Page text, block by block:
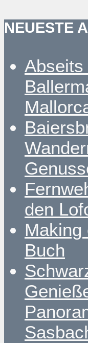
NEUESTE
Abseits
den
Buch